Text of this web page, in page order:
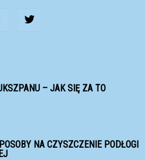
– JAK SIĘ ZA TO
NA CZYSZCZENIE PODŁOGI